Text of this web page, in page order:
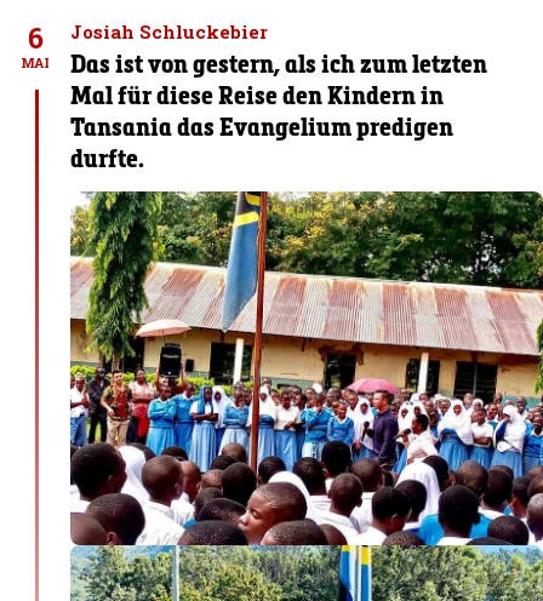
6
MAI
Josiah Schluckebier
Das ist von gestern, als ich zum letzten
Mal für diese Reise den Kindern in
Tansania das Evangelium predigen
durfte.